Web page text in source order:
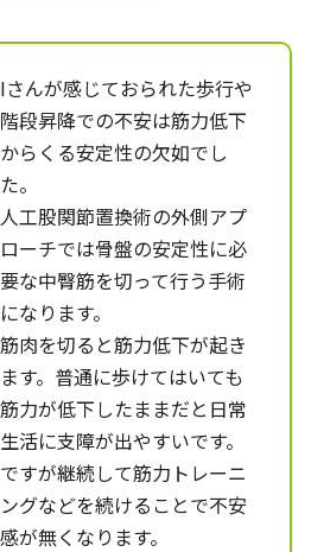
Iさんが感じておられた歩行や
階段昇降での不安は筋力低下
からくる安定性の欠如でし
た。
人工股関節置換術の外側アプ
ローチでは骨盤の安定性に必
要な中臀筋を切って行う手術
になります。
筋肉を切ると筋力低下が起き
ます。普通に歩けてはいても
筋力が低下したままだと日常
生活に支障が出やすいです。
ですが継続して筋力トレーニ
ングなどを続けることで不安
感が無くなります。